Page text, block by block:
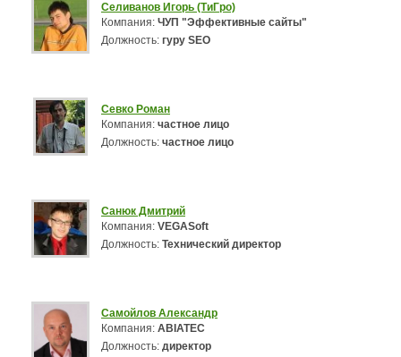
Селиванов Игорь (ТиГро)
Компания: ЧУП "Эффективные сайты"
Должность: гуру SEO
Севко Роман
Компания: частное лицо
Должность: частное лицо
Санюк Дмитрий
Компания: VEGASoft
Должность: Технический директор
Самойлов Александр
Компания: ABIATEC
Должность: директор